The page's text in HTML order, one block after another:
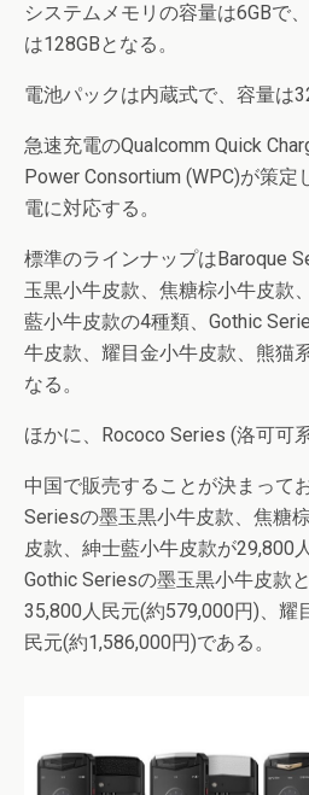
システムメモリの容量は6GBで
は128GBとなる。
電池パックは内蔵式で、容量は
急速充電のQualcomm Quick
Power Consortium (WPC)が策
電に対応する。
標準のラインナップはBaroque
玉黒小牛皮款、焦糖棕小牛皮款
藍小牛皮款の4種類、Gothic
牛皮款、耀目金小牛皮款、熊猫
なる。
ほかに、Rococo Series (洛可可
中国で販売することが決まって
Seriesの墨玉黒小牛皮款、焦糖
皮款、紳士藍小牛皮款が29,800
Gothic Seriesの墨玉黒小牛皮款
35,800人民元(約579,000円)、耀
民元(約1,586,000円)である。